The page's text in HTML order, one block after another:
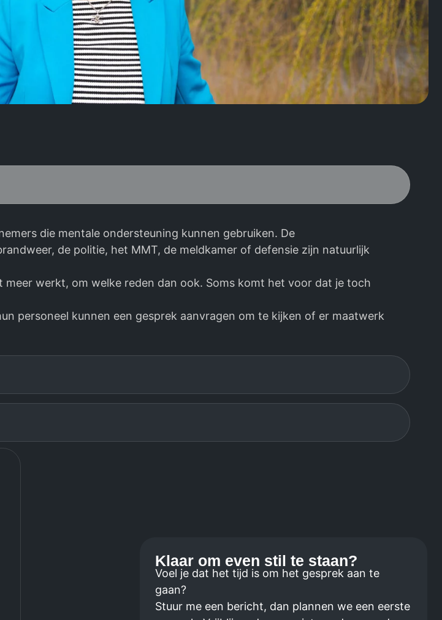
die mentale ondersteuning kunnen gebruiken. De
de politie, het MMT, de meldkamer of defensie zijn natuurlijk
werkt, om welke reden dan ook. Soms komt het voor dat je toch
personeel kunnen een gesprek aanvragen om te kijken of er maatwerk
Klaar om even stil te staan?
Voel je dat het tijd is om het gesprek aan te
gaan?
Stuur me een bericht, dan plannen we een eerste